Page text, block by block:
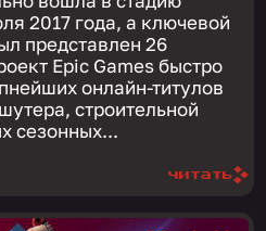
2017 года, а ключевой
представлен 26
Epic Games быстро
онлайн-титулов
строительной
сезонных...
читать